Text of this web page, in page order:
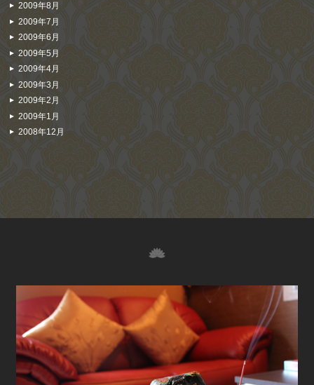
2009年8月
2009年7月
2009年6月
2009年5月
2009年4月
2009年3月
2009年2月
2009年1月
2008年12月